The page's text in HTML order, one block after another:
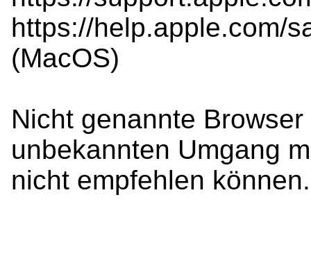
https://help.apple.com/
(MacOS)
Nicht genannte
unbekannten Umgang
nicht empfehlen können.